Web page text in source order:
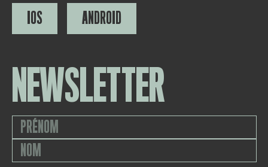
IOS ANDROID
NEWSLETTER